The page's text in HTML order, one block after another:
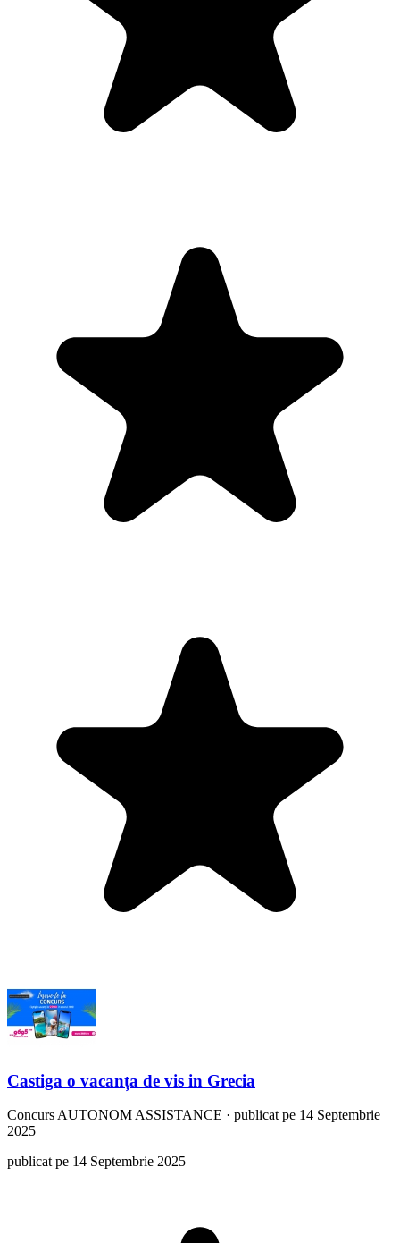
Castiga o vacanța de vis in Grecia
Concurs AUTONOM ASSISTANCE · publicat pe 14 Septembrie
2025
publicat pe 14 Septembrie 2025